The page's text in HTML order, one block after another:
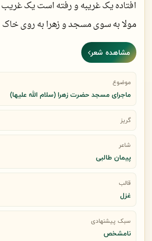
آتش گرفتن را به جان خود خریدی
افتاده یک غریبه و رفته است یک غریب
مولا به سوی مسجد و زهرا به روی خاک
خوشحال می شوند بسی خارهای پست
گل را که می کنند تماشا به روی خاک
قد راست کرده اند چهل مرد بی حیا
در پیش روی یک زن تنها به روی خاک
خاکی شده است چادر بانوی خاک و آب
خاکم به سر! کشیده که او را به روی خاک؟
وقتی که گشت نقش زمین ذوالفقار او
مشاهده شعر
موضوع
ماجرای مسجد حضرت زهرا (سلام الله علیها)
گریز
شاعر
پیمان طالبی
قالب
غزل
سبک پیشنهادی
نامشخص